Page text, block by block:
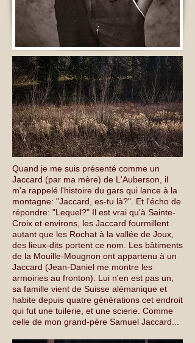
Quand je me suis présenté comme un
Jaccard (par ma mère) de L'Auberson, il
m'a rappelé l'histoire du gars qui lance à la
montagne: "Jaccard, es-tu là?". Et l'écho de
répondre: "Lequel?" Il est vrai qu'à Sainte-
Croix et environs, les Jaccard fourmillent
autant que les Rochat à la vallée de Joux,
des lieux-dits portent ce nom. Les bâtiments
de la Mouille-Mougnon ont appartenu à un
Jaccard (Jean-Daniel me montre les
armoiries au fronton). Lui n'en est pas un,
sa famille vient de Suisse alémanique et
habite depuis quatre générations cet endroit
qui fut une tuilerie, et une scierie. Comme
celle de mon grand-père Samuel Jaccard...